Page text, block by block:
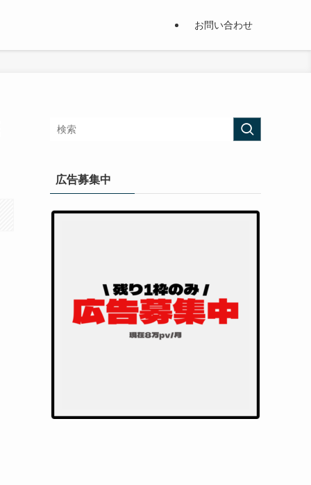
お問い合わせ
広告募集中